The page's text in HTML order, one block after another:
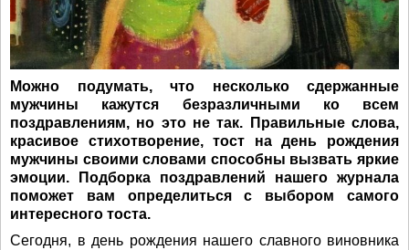
Можно подумать, что несколько сдержанные
мужчины кажутся безразличными ко всем
поздравлениям, но это не так. Правильные слова,
красивое стихотворение, тост на день рождения
мужчины своими словами способны вызвать яркие
эмоции. Подборка поздравлений нашего журнала
поможет вам определиться с выбором самого
интересного тоста.
Сегодня, в день рождения нашего славного виновника